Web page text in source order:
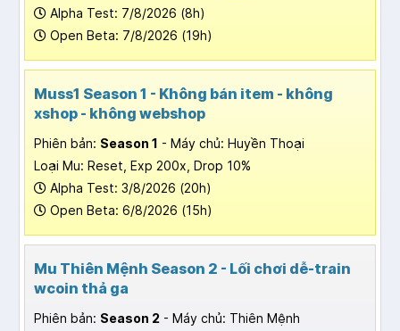
Alpha Test: 7/8/2026 (8h)
Open Beta: 7/8/2026 (19h)
Muss1 Season 1 - Không bán item - không
xshop - không webshop
Phiên bản: Season 1 - Máy chủ: Huyền Thoại
Loại Mu: Reset, Exp 200x, Drop 10%
Alpha Test: 3/8/2026 (20h)
Open Beta: 6/8/2026 (15h)
Mu Thiên Mệnh Season 2 - Lối chơi dễ-train
wcoin thả ga
Phiên bản: Season 2 - Máy chủ: Thiên Mệnh